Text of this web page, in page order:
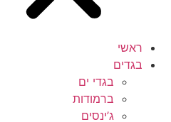
ראשי
בגדים
בגדי ים
ברמודות
ג’ינסים